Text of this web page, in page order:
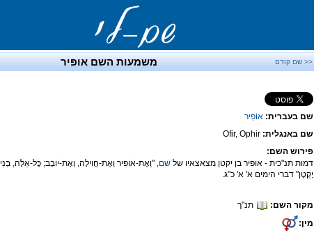
<< שם קודם משמעות השם אופיר
שם בעברית: אוֹפִיר
שם באנגלית: Ofir, Ophir
פירוש השם:
דמות תנ"כית - אופיר בן יקטן מצאצאיו של שם, "וְאֶת-אוֹפִיר וְאֶת-חֲוִילָה, וְאֶת-יוֹבָב; כָּל-אֵלֶּה, בְּנֵי
יָקְטָן" דברי הימים א' א' כ"ג.
מקור השם:
תנ"ך
מין: